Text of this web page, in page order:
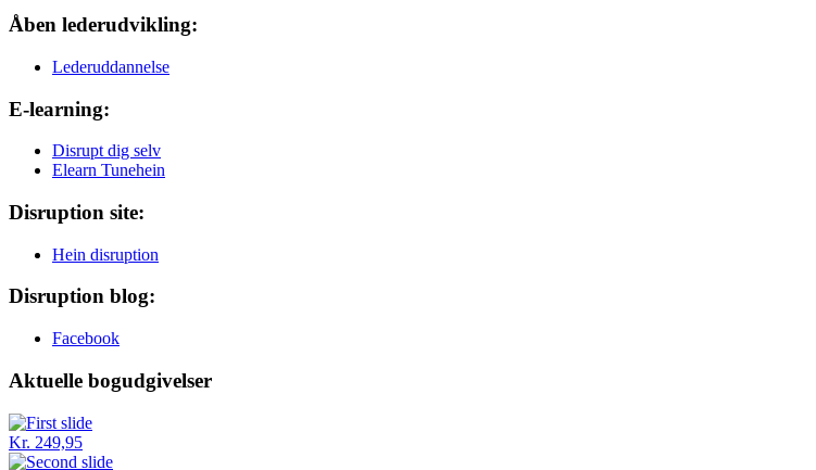
Åben lederudvikling:
Lederuddannelse
E-learning:
Disrupt dig selv
Elearn Tunehein
Disruption site:
Hein disruption
Disruption blog:
Facebook
Aktuelle bogudgivelser
Kr. 249,95